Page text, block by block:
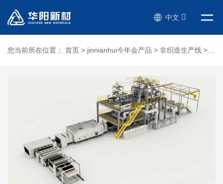
中文
您当前所在位置： 首页 > jinnianhui今年会产品 > 非织造生产线 >